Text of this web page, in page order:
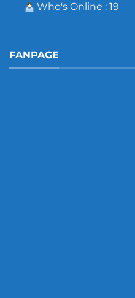
Who's Online : 19
FANPAGE